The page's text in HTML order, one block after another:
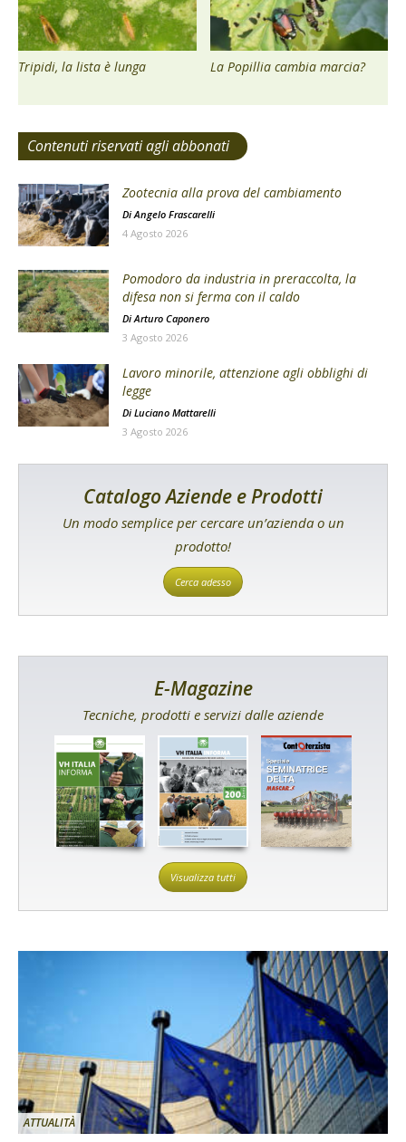
Tripidi, la lista è lunga La Popillia cambia marcia?
Contenuti riservati agli abbonati
Zootecnia alla prova del cambiamento
DiAngelo Frascarelli
4 Agosto 2026
Pomodoro da industria in preraccolta, la
difesa non si ferma con il caldo
Di Arturo Caponero
3 Agosto 2026
Lavoro minorile, attenzione agli obblighi di
legge
Di Luciano Mattarelli
3 Agosto 2026
Catalogo Aziende e Prodotti
Un modo semplice per cercare un’azienda o un
prodotto!
Cerca adesso
E-Magazine
Tecniche, prodotti e servizi dalle aziende
Visualizza tutti
ATTUALITÀ